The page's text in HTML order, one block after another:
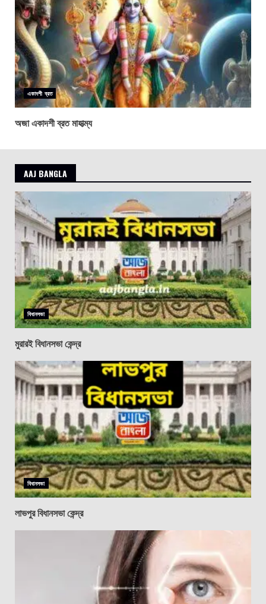
একাদশী ব্রত
অজা একাদশী ব্রত মাহাত্ম্য
AAJ BANGLA
বিধানসভা
মুরারই বিধানসভা কেন্দ্র
বিধানসভা
লাভপুর বিধানসভা কেন্দ্র